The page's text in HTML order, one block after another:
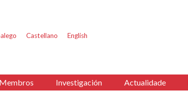
Castellano English
Membros Investigación Actualidade